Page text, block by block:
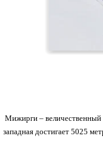
Мижирги – величественный
западная достигает 5025